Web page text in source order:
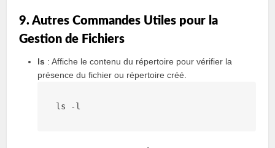
9. Autres Commandes Utiles pour la
Gestion de Fichiers
ls : Affiche le contenu du répertoire pour vérifier la
présence du fichier ou répertoire créé.
ls -l